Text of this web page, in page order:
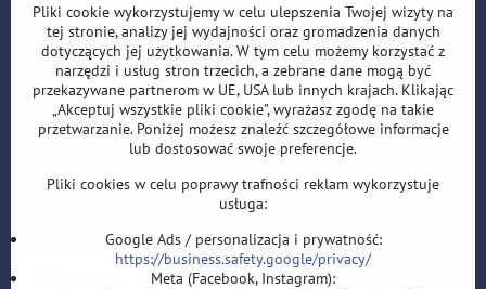
Lotki-sklep.pl
Roman Šostek
Velflíkova 1632/11
Ostrava-Hrabůvka
700 30
T: +420 553 038 721
nfo@lotki-sklep.pl
Pliki cookie wykorzystujemy w celu ulepszenia Twojej wizyty na
tej stronie, analizy jej wydajności oraz gromadzenia danych
dotyczących jej użytkowania. W tym celu możemy korzystać z
narzędzi i usług stron trzecich, a zebrane dane mogą być
przekazywane partnerom w UE, USA lub innych krajach. Klikając
„Akceptuj wszystkie pliki cookie", wyrażasz zgodę na takie
przetwarzanie. Poniżej możesz znaleźć szczegółowe informacje
lub dostosować swoje preferencje.
Pliki cookies w celu poprawy trafności reklam wykorzystuje
usługa:
Google Ads / personalizacja i prywatność:
https://business.safety.google/privacy/
Meta (Facebook, Instagram):